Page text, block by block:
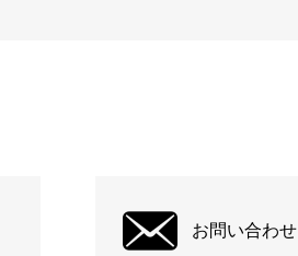
お問い合わせ